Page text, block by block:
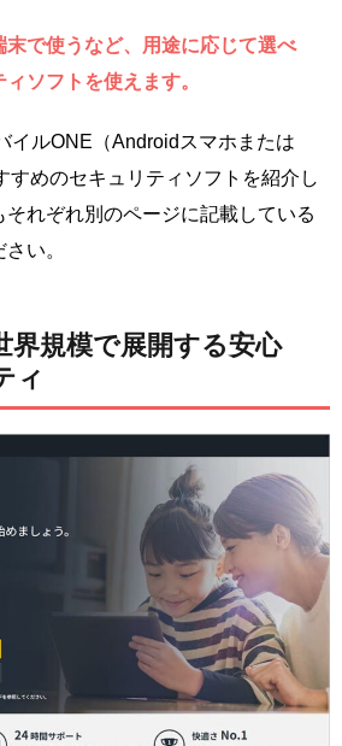
末で使うなど、用途に応じて選べ
ソフトを使えます。
イルONE（Androidスマホまたは
すめのセキュリティソフトを紹介し
それぞれ別のページに記載している
い。
界規模で展開する安心
ィ